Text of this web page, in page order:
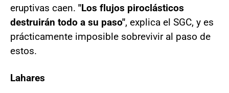
eruptivas caen. "Los flujos piroclásticos
destruirán todo a su paso", explica el SGC, y es
prácticamente imposible sobrevivir al paso de
estos.
Lahares